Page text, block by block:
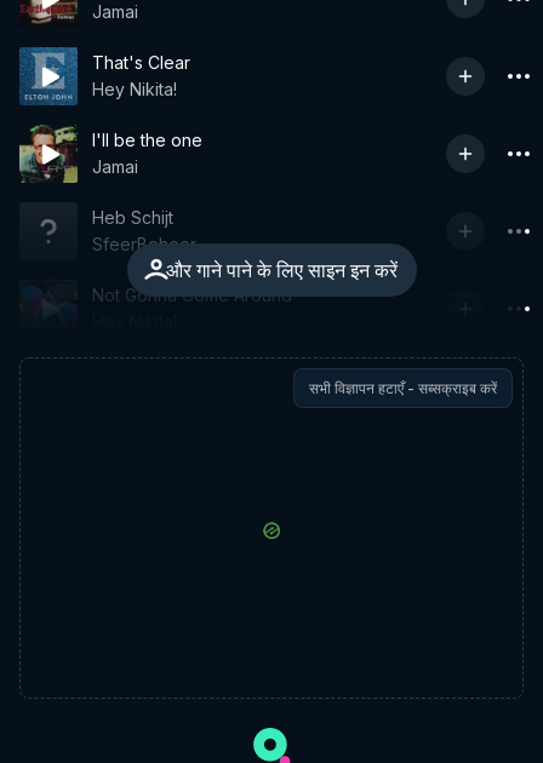
Jamai
That's Clear
Hey Nikita!
I'll be the one
Jamai
और गाने पाने के लिए साइन इन करें
Heb Schijt
SfeerBeheer
Not Gonna Come Around
सभी विज्ञापन हटाएँ - सब्सक्राइब करें